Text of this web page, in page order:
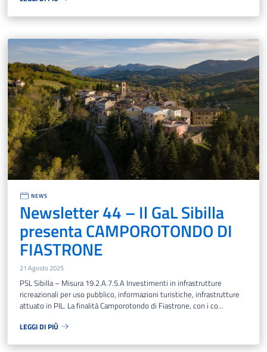
NEWS
Newsletter 44 – Il GaL Sibilla
presenta CAMPOROTONDO DI
FIASTRONE
21 Agosto 2025
PSL Sibilla – Misura 19.2.A.7.5.A Investimenti in infrastrutture
ricreazionali per uso pubblico, informazioni turistiche, infrastrutture
attuato in PIL. La finalità Camporotondo di Fiastrone, con i co...
LEGGI DI PIÙ